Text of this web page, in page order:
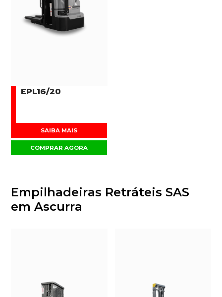
EPL16/20
SAIBA MAIS
COMPRAR AGORA
Empilhadeiras Retráteis SAS
em Ascurra